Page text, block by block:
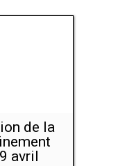
de la
avril